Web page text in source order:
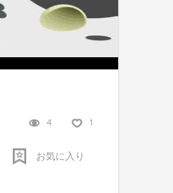
4 1
お気に入り